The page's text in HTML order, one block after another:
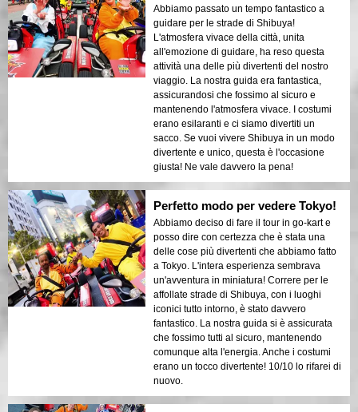
Abbiamo passato un tempo fantastico a
guidare per le strade di Shibuya!
L'atmosfera vivace della città, unita
all'emozione di guidare, ha reso questa
attività una delle più divertenti del nostro
viaggio. La nostra guida era fantastica,
assicurandosi che fossimo al sicuro e
mantenendo l'atmosfera vivace. I costumi
erano esilaranti e ci siamo divertiti un
sacco. Se vuoi vivere Shibuya in un modo
divertente e unico, questa è l'occasione
giusta! Ne vale davvero la pena!
Perfetto modo per vedere Tokyo!
Abbiamo deciso di fare il tour in go-kart e
posso dire con certezza che è stata una
delle cose più divertenti che abbiamo fatto
a Tokyo. L'intera esperienza sembrava
un'avventura in miniatura! Correre per le
affollate strade di Shibuya, con i luoghi
iconici tutto intorno, è stato davvero
fantastico. La nostra guida si è assicurata
che fossimo tutti al sicuro, mantenendo
comunque alta l'energia. Anche i costumi
erano un tocco divertente! 10/10 lo rifarei di
nuovo.